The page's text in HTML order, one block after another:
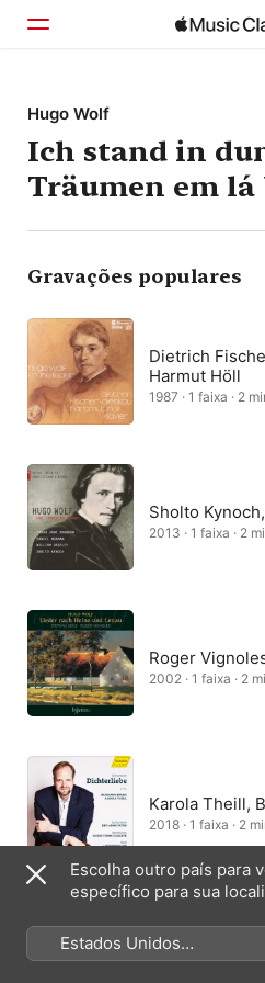
Início
Explorar
Buscar
Hugo Wolf
Ich stand in
Träumen em
Gravações populares
Dietrich
Harmut Höll
1987 · 1 faixa · 2
Sholto
2013 · 1 faixa · 2
Roger
2002 · 1 faixa · 2
Karola Theill,
2018 · 1 faixa · 2
Dido Keuning,
Escolha outro país para
específico para sua
Estados Unidos
(Português Brasil)